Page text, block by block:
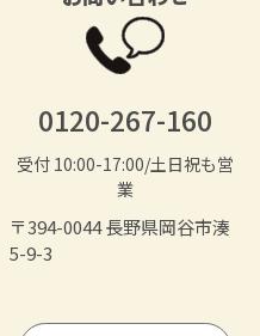
0120-267-160
受付 10:00-17:00/土日祝も営
業
〒394-0044 長野県岡谷市湊
5-9-3